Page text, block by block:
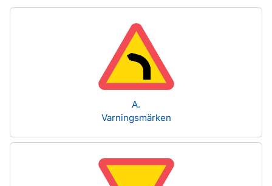
A.
Varningsmärken